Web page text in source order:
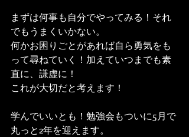
まずは何事も自分でやってみる！それ
でもうまくいかない。
何かお困りごとがあれば自ら勇気をも
って尋ねていく！加えていつまでも素
直に、謙虚に！
これが大切だと考えます！
学んでいいとも！勉強会もついに5月で
丸っと2年を迎えます。